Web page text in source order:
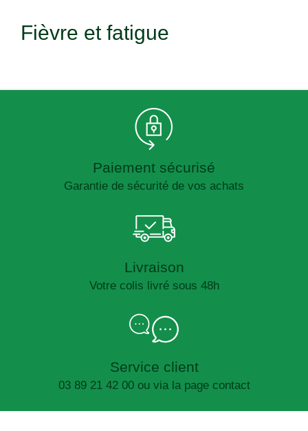
Fièvre et fatigue
Paiement sécurisé
Garantie de sécurité de vos achats
Livraison
Votre colis livré sous 48h
Service client
03 89 21 42 00 ou via la page contact